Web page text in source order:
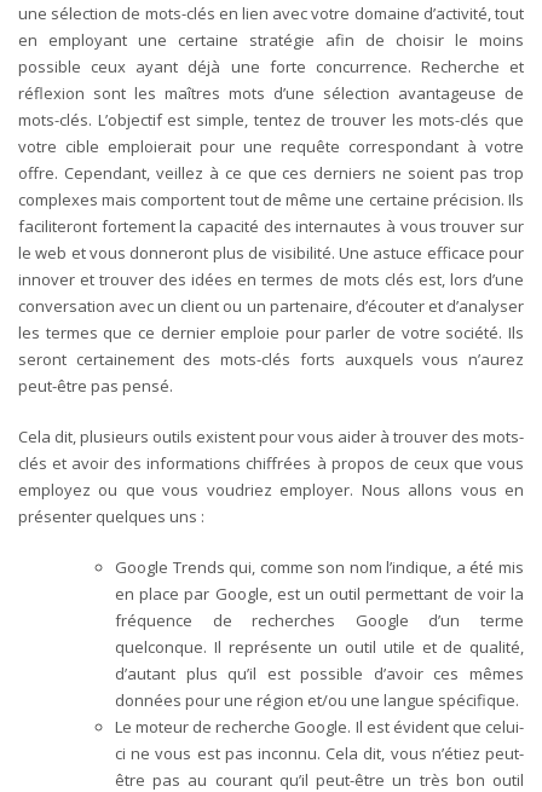
une sélection de mots-clés en lien avec votre domaine d’activité, tout
en employant une certaine stratégie afin de choisir le moins
possible ceux ayant déjà une forte concurrence. Recherche et
réflexion sont les maîtres mots d’une sélection avantageuse de
mots-clés. L’objectif est simple, tentez de trouver les mots-clés que
votre cible emploierait pour une requête correspondant à votre
offre. Cependant, veillez à ce que ces derniers ne soient pas trop
complexes mais comportent tout de même une certaine précision. Ils
faciliteront fortement la capacité des internautes à vous trouver sur
le web et vous donneront plus de visibilité. Une astuce efficace pour
innover et trouver des idées en termes de mots clés est, lors d’une
conversation avec un client ou un partenaire, d’écouter et d’analyser
les termes que ce dernier emploie pour parler de votre société. Ils
seront certainement des mots-clés forts auxquels vous n’aurez
peut-être pas pensé.
Cela dit, plusieurs outils existent pour vous aider à trouver des mots-
clés et avoir des informations chiffrées à propos de ceux que vous
employez ou que vous voudriez employer. Nous allons vous en
présenter quelques uns :
Google Trends qui, comme son nom l’indique, a été mis
en place par Google, est un outil permettant de voir la
fréquence de recherches Google d’un terme
quelconque. Il représente un outil utile et de qualité,
d’autant plus qu’il est possible d’avoir ces mêmes
données pour une région et/ou une langue spécifique.
Le moteur de recherche Google. Il est évident que celui-
ci ne vous est pas inconnu. Cela dit, vous n’étiez peut-
être pas au courant qu’il peut-être un très bon outil